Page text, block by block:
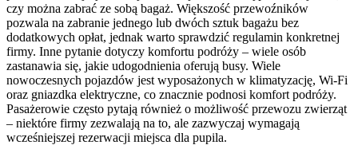
czy można zabrać ze sobą bagaż. Większość przewoźników
pozwala na zabranie jednego lub dwóch sztuk bagażu bez
dodatkowych opłat, jednak warto sprawdzić regulamin konkretnej
firmy. Inne pytanie dotyczy komfortu podróży – wiele osób
zastanawia się, jakie udogodnienia oferują busy. Wiele
nowoczesnych pojazdów jest wyposażonych w klimatyzację, Wi-Fi
oraz gniazdka elektryczne, co znacznie podnosi komfort podróży.
Pasażerowie często pytają również o możliwość przewozu zwierząt
– niektóre firmy zezwalają na to, ale zazwyczaj wymagają
wcześniejszej rezerwacji miejsca dla pupila.